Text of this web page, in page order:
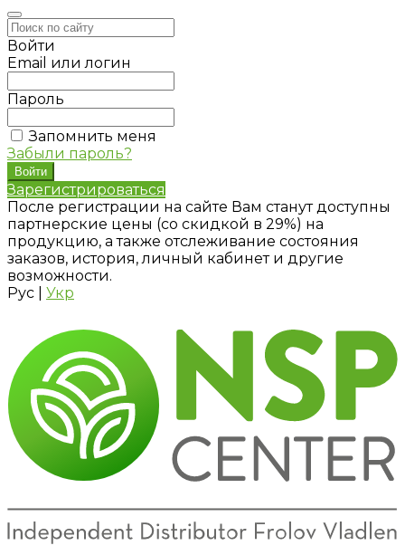
Войти
Email или логин
Пароль
Запомнить меня
Забыли пароль?
Зарегистрироваться
После регистрации на сайте Вам станут доступны
партнерские цены (со скидкой в 29%) на
продукцию, а также отслеживание состояния
заказов, история, личный кабинет и другие
возможности.
Рус
Укр